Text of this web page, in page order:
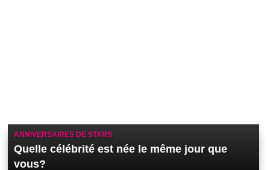
ANNIVERSAIRES DE STARS
Quelle célébrité est née le même jour que
vous?